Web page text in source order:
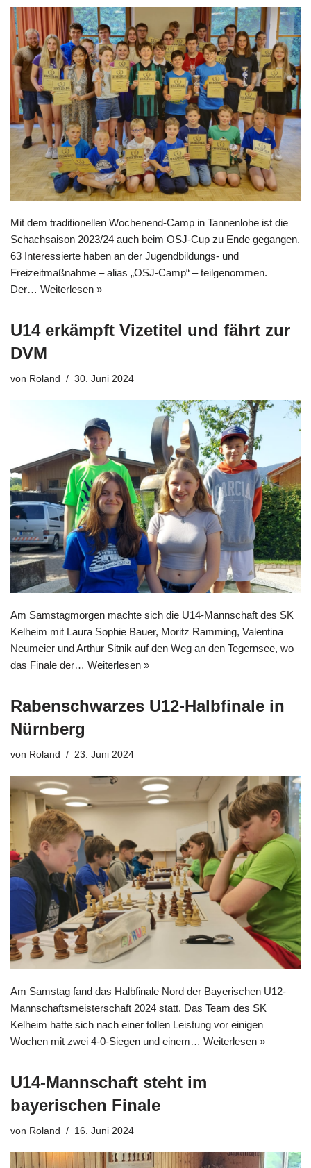
Mit dem traditionellen Wochenend-Camp in Tannenlohe ist die
Schachsaison 2023/24 auch beim OSJ-Cup zu Ende gegangen.
63 Interessierte haben an der Jugendbildungs- und
Freizeitmaßnahme – alias „OSJ-Camp“ – teilgenommen.
Der… Weiterlesen »
U14 erkämpft Vizetitel und fährt zur
DVM
von Roland 30. Juni 2024
Am Samstagmorgen machte sich die U14-Mannschaft des SK
Kelheim mit Laura Sophie Bauer, Moritz Ramming, Valentina
Neumeier und Arthur Sitnik auf den Weg an den Tegernsee, wo
das Finale der… Weiterlesen »
Rabenschwarzes U12-Halbfinale in
Nürnberg
von Roland 23. Juni 2024
Am Samstag fand das Halbfinale Nord der Bayerischen U12-
Mannschaftsmeisterschaft 2024 statt. Das Team des SK
Kelheim hatte sich nach einer tollen Leistung vor einigen
Wochen mit zwei 4-0-Siegen und einem… Weiterlesen »
U14-Mannschaft steht im
bayerischen Finale
von Roland 16. Juni 2024